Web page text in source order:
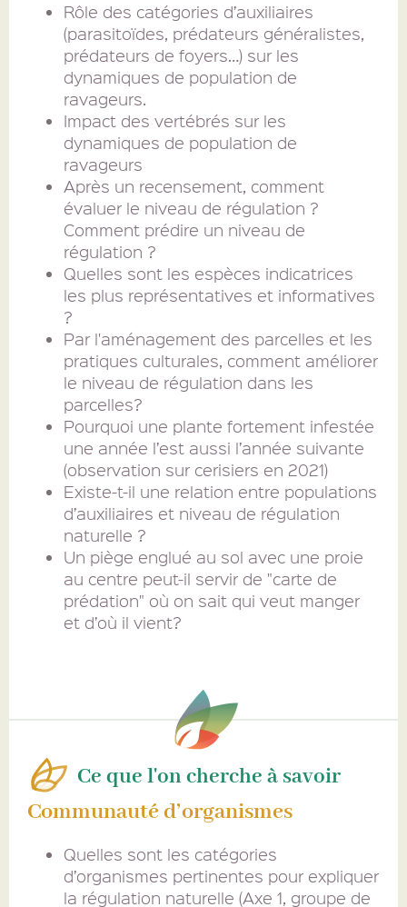
Rôle des catégories d’auxiliaires
(parasitoïdes, prédateurs généralistes,
prédateurs de foyers…) sur les
dynamiques de population de
ravageurs.
Impact des vertébrés sur les
dynamiques de population de
ravageurs
Après un recensement, comment
évaluer le niveau de régulation ?
Comment prédire un niveau de
régulation ?
Quelles sont les espèces indicatrices
les plus représentatives et informatives
?
Par l'aménagement des parcelles et les
pratiques culturales, comment améliorer
le niveau de régulation dans les
parcelles?
Pourquoi une plante fortement infestée
une année l’est aussi l’année suivante
(observation sur cerisiers en 2021)
Existe-t-il une relation entre populations
d’auxiliaires et niveau de régulation
naturelle ?
Un piège englué au sol avec une proie
au centre peut-il servir de "carte de
prédation" où on sait qui veut manger
et d’où il vient?
Ce que l'on cherche à savoir
Communauté d’organismes
Quelles sont les catégories
d’organismes pertinentes pour expliquer
la régulation naturelle (Axe 1, groupe de